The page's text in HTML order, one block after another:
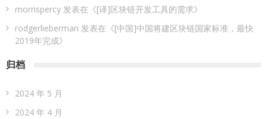
morrispercy 发表在《[译]区块链开发工具的需求》
rodgerlieberman 发表在《[中国]中国将建区块链国家标准，最快
2019年完成》
归档
2024 年 5 月
2024 年 4 月